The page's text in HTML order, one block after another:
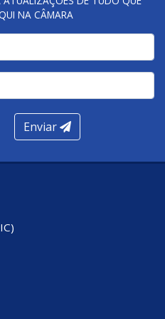
se concentra em 7 pilares:
remoto, gestão, oferta /
ambiente de negócios,
digital e cobertura e
as categorias totalizam
NA CÂMARA
Enviar